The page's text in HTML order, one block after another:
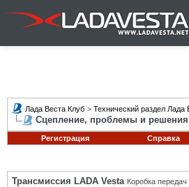
Лада Веста Клуб > Технический раздел Лада
Сцепление, проблемы и решения
Регистрация Справка
Трансмиссия LADA Vesta Коробка